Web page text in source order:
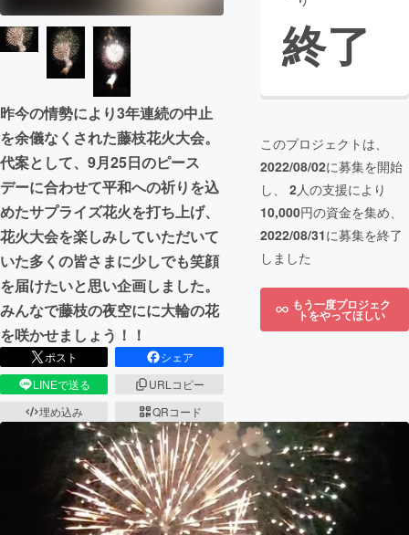
昨今の情勢により3年連続の中止
を余儀なくされた藤枝花火大会。
代案として、9月25日のピース
デーに合わせて平和への祈りを込
めたサプライズ花火を打ち上げ、
花火大会を楽しみしていただいて
いた多くの皆さまに少しでも笑顔
を届けたいと思い企画しました。
みんなで藤枝の夜空にに大輪の花
を咲かせましょう！！
ポスト
シェア
LINEで送る
URLコピー
埋め込み
QRコード
終了
このプロジェクトは、
2022/08/02に募集を開始
し、 2人の支援により
10,000円の資金を集め、
2022/08/31に募集を終了
しました
もう一度プロジェク
トをやってほしい